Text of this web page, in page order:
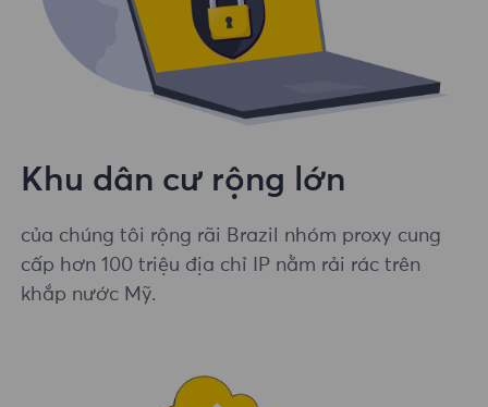
Khu dân cư rộng lớn
của chúng tôi rộng rãi Brazil nhóm proxy cung
cấp hơn 100 triệu địa chỉ IP nằm rải rác trên
khắp nước Mỹ.